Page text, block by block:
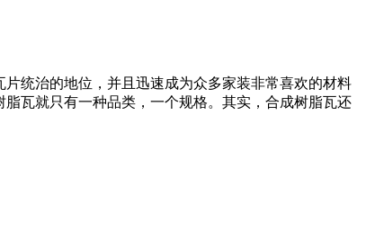
统治的地位，并且迅速成为众多家装非常喜欢的材料
瓦就只有一种品类，一个规格。其实，合成树脂瓦还